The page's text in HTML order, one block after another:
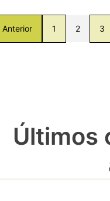
Anterior 1 2 3
Últimos